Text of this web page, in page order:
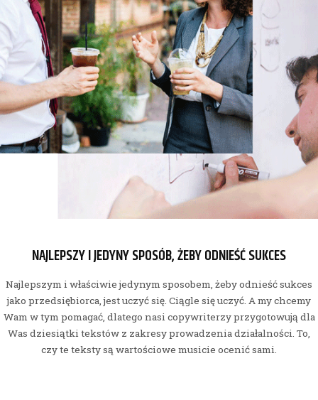
NAJLEPSZY I JEDYNY SPOSÓB, ŻEBY ODNIEŚĆ SUKCES
Najlepszym i właściwie jedynym sposobem, żeby odnieść sukces
jako przedsiębiorca, jest uczyć się. Ciągle się uczyć. A my chcemy
Wam w tym pomagać, dlatego nasi copywriterzy przygotowują dla
Was dziesiątki tekstów z zakresy prowadzenia działalności. To,
czy te teksty są wartościowe musicie ocenić sami.